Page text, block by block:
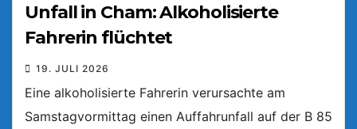
Unfall in Cham: Alkoholisierte
Fahrerin flüchtet
19. JULI 2026
Eine alkoholisierte Fahrerin verursachte am
Samstagvormittag einen Auffahrunfall auf der B 85